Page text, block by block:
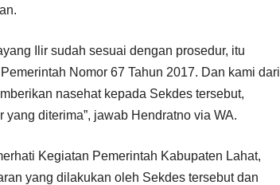
Ilir sudah sesuai dengan prosedur, itu
Nomor 67 Tahun 2017. Dan kami dari
nasehat kepada Sekdes tersebut,
diterima”, jawab Hendratno via WA.
Kegiatan Pemerintah Kabupaten Lahat,
yang dilakukan oleh Sekdes tersebut dan